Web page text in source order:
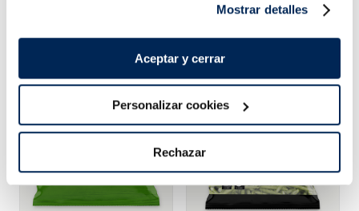
Mostrar detalles
Aceptar y cerrar
Personalizar cookies
Rechazar
¡Combínalo y hazte un menú de 10!